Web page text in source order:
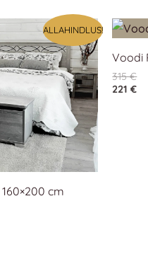
ALLAHINDLUS!
cm
Voodi
315€
221€